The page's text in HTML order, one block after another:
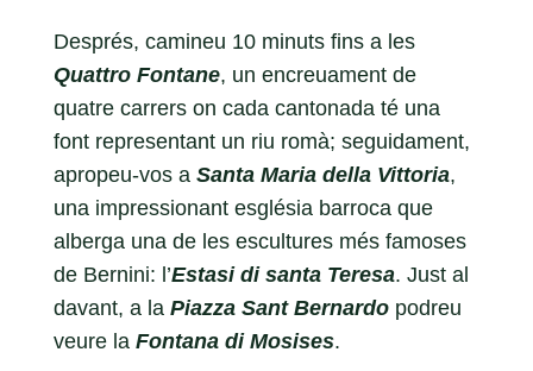
Després, camineu 10 minuts fins a les
Quattro Fontane, un encreuament de
quatre carrers on cada cantonada té una
font representant un riu romà; seguidament,
apropeu-vos a Santa Maria della Vittoria,
una impressionant església barroca que
alberga una de les escultures més famoses
de Bernini: l’Estasi di santa Teresa. Just al
davant, a la Piazza Sant Bernardopodreu
veure la Fontana di Mosises.